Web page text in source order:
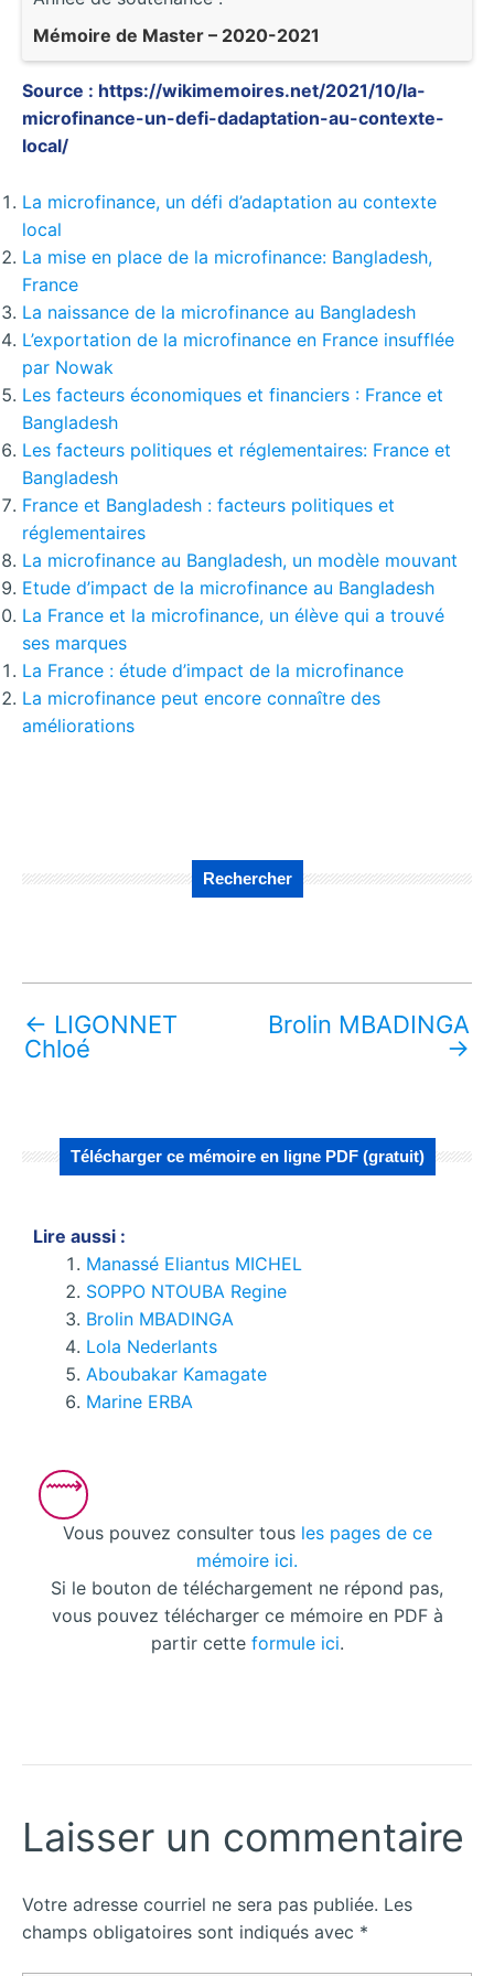
Mémoire de Master – 2020-2021
Source : https://wikimemoires.net/2021/10/la-
microfinance-un-defi-dadaptation-au-contexte-
local/
La microfinance, un défi d’adaptation au contexte
local
La mise en place de la microfinance: Bangladesh,
France
La naissance de la microfinance au Bangladesh
L’exportation de la microfinance en France insufflée
par Nowak
Les facteurs économiques et financiers : France et
Bangladesh
Les facteurs politiques et réglementaires: France et
Bangladesh
France et Bangladesh : facteurs politiques et
réglementaires
La microfinance au Bangladesh, un modèle mouvant
Etude d’impact de la microfinance au Bangladesh
La France et la microfinance, un élève qui a trouvé
ses marques
La France : étude d’impact de la microfinance
La microfinance peut encore connaître des
améliorations
Rechercher
← LIGONNET
Chloé
Brolin MBADINGA
→
Télécharger ce mémoire en ligne PDF (gratuit)
Lire aussi :
Manassé Eliantus MICHEL
SOPPO NTOUBA Regine
Brolin MBADINGA
Lola Nederlants
Aboubakar Kamagate
Marine ERBA
Vous pouvez consulter tous les pages de ce
mémoire ici.
Si le bouton de téléchargement ne répond pas,
vous pouvez télécharger ce mémoire en PDF à
partir cette formule ici.
Laisser un commentaire
Votre adresse courriel ne sera pas publiée. Les
champs obligatoires sont indiqués avec *